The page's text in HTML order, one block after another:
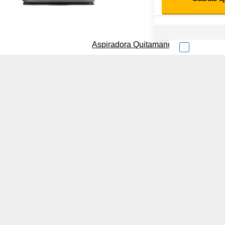
Aspiradora Quitamanchas 450W